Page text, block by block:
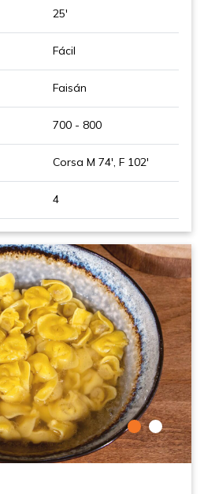
25'
Fácil
Faisán
700 - 800
Corsa M 74', F 102'
4